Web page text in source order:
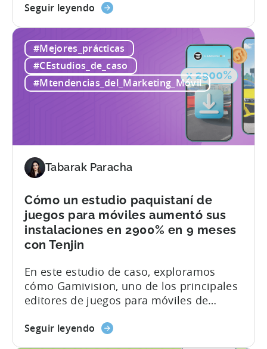
estudio
de
ZPLAY
con Tenjin y GetApps de Xiaomi. A
impresionantes resultados que
consiguieron con la ayuda de Tenjin y
GetApps, la tienda de aplicaciones de
Xiaomi: - ≈ Aumento de 20% en...
Seguir leyendo ¡sobre
millones
de
descargas!
Cómo
éxito
con
Tenjin
y
GetApps
Xiaomi
#Mejores_prácticas
#CEstudios_de_caso
#Mtendencias_del_Marketing_Móvil
Tabarak Paracha
Cómo un estudio paquistaní de
juegos para móviles aumentó sus
instalaciones en 2900% en 9 meses
con Tenjin
En este estudio de caso, exploramos
cómo Gamivision, uno de los principales
editores de juegos para móviles de
en tiempo real de Tenjin, el apoyo al
Seguir leyendo sobre